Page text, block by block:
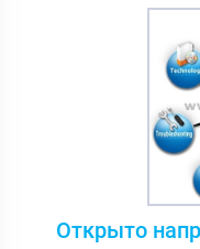
Открыто